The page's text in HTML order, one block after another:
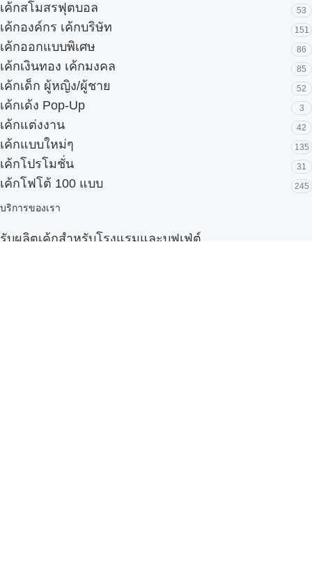
เค้กสโมสรฟุตบอล 53
เค้กองค์กร เค้กบริษัท 151
เค้กออกแบบพิเศษ 86
เค้กเงินทอง เค้กมงคล 85
เค้กเด็ก ผู้หญิง/ผู้ชาย 52
เค้กเด้ง Pop-Up 3
เค้กแต่งงาน 42
เค้กแบบใหม่ๆ 135
เค้กโปรโมชั่น 31
เค้กโฟโต้ 100 แบบ 245
บริการของเรา
รับผลิตเค้กสำหรับโรงแรมและบุฟเฟ่ต์